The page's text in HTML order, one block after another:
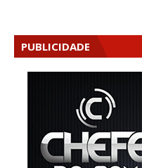
PUBLICIDADE